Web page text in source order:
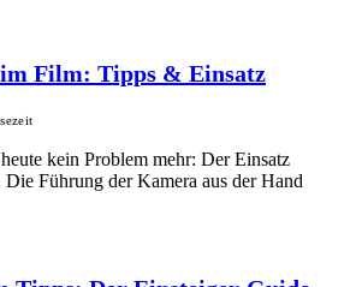
Film: Tipps & Einsatz
kein Problem mehr: Der Einsatz
Die Führung der Kamera aus der Hand